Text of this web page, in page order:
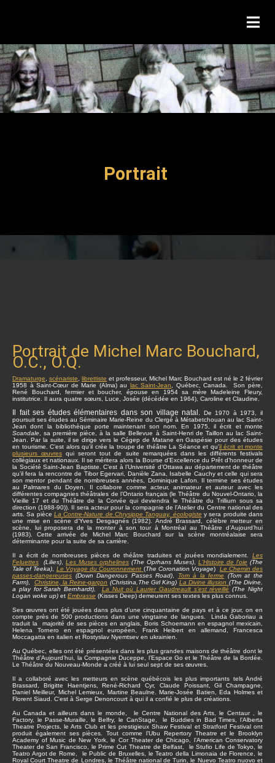
Portrait
Portrait de Michel Marc Bouchard,
O.C., O.Q.
Dramaturge scénariste librettiste et professeur, Michel Marc Bouchard est né le 2 février
1958 à Saint-Cœur de Marie (Alma) au lac Saint-Jean
, Québec, Canada. Son père,
René Bouchard, fermier et boucher, épouse en 1954 sa mère Madeleine Fleury,
institutrice. Il aura quatre sœurs, Luce, Josée (décédée en 1964), Caroline et Claudine.
Il fait ses études élémentaires dans son village natal.
De 1970 à 1973, il
poursuit ses études au Séminaire Marie-Reine du Clergé à Métabetchouan au lac Saint-
Jean dont la bibliothèque porte maintenant son nom. En 1975, il écrit et monte
Scandale , sa première pièce, à la salle Bellevue à Saint-Henri de Taillon au lac Saint-
Jean. Par la suite, il se dirige vers le Cégep de Matane en Gaspésie pour des études
en tourisme. C’est alors qu’il crée la troupe de théâtre La Séance et qu’il écrit et monte
plusieurs œuvres qui seront tout de suite remarquées dans les différents festivals
collégiaux et nationaux. Il se méritera alors la Bourse d’Excellence du Prêt d’honneur de
la Société Saint-Jean Baptiste. C’est à l’Université d’Ottawa au département de théâtre
qu’il fera la rencontre de Tibor Egervari, Danièle Zana, Isabelle Cauchy et celle qui sera
son mentor pendant de nombreuses années, Dominique Lafon. Il termine ses études
au Palmares du Doyen. Il collabore comme acteur, animateur et auteur avec les
différentes compagnies théâtrales de l’Ontario français (le Théâtre du Nouvel-Ontario, la
Vieille 17 et du Théâtre de la Corvée qui deviendra le Théâtre du Trillium sous sa
direction (1988-90)). Il sera acteur pour la compagnie de l’Atelier du Centre national des
arts. Sa pièce La Contre-Nature de Chrysippe Tanguay, écologiste y sera produite dans
une mise en scène d’Yves Desgagnés (1982). André Brassard, célèbre metteur en
scène, lui proposera de la monter à son tour à Montréal au Théâtre d’Aujourd’hui
(1983). Cette arrivée de Michel Marc Bouchard sur la scène montréalaise sera
déterminante pour la suite de sa carrière.
Il a écrit de nombreuses pièces de théâtre traduites et jouées mondialement. Les
Feluettes (Lilies) Les Muses orphelines (The Oprhans Muses) L'Histoire de l'oie (The
Tale of Teeka)
Le Voyage du Couronnement (The Coronation Voyage) Le Chemin des
passes-dangereuses (Down Dangerous Passes Road) Tom à la ferme
(Tom at the
Farm)
Christine , la Reine-garçon (Christina,The Girl King) La Divine illusion (The Divine,
a play for Sarah Bernhardt),
La Nuit où Laurier Gaudreault s’est réveillé (The Night
Logan woke up) et Embrasse (Kisses Deep) demeurent ses textes les plus connus.
Ses œuvres ont été jouées dans plus d’une cinquantaine de pays et à ce jour, on en
compte près de 500 productions dans une vingtaine de langues. Linda Gaboriau a
traduit la majorité de ses pièces en anglais, Boris Schoemann en espagnol mexicain,
Helena Tornero en espagnol européen, Frank Heibert en allemand, Francesca
Moccagatta en italien et Rostyslav Nyemtsev en ukrainien.
Au Québec, elles ont été présentées dans les plus grandes maisons de théâtre dont le
Théâtre d’Aujourd’hui, la Compagnie Duceppe, l’Espace Go et le Théâtre de la Bordée.
Le Théâtre du Nouveau-Monde a créé à lui seul sept de ses œuvres.
Il a collaboré avec les metteurs en scène québécois les plus importants tels André
Brassard, Brigitte Haentjens, René-Richard Cyr, Claude Poissant, Gil Champagne,
Daniel Meilleur, Michel Lemieux, Martine Beaulne. Marie-Josée Batien, Eda Holmes et
Florent Siaud. C'est à Serge Denoncourt à qui il a confié le plus de créations.
Au Canada et ailleurs dans le monde, le Centre National des Arts, le Centaur , le
Factory, le Passe-Muraille, le Belfry, le CanStage, le Buddies in Bad Times, l’Alberta
Theatre Projects, le Arts Club et les prestigieux Shaw Festival et Stratford Festival ont
produit également ses pièces. Tout comme l’Ubu Repertory Theatre et le Brooklyn
Academy of Music de New York, le Cor Theater de Chicago, l’American Conservatory
Theater de San Francisco, le Prime Cut Theatre de Belfast, le Stufio Life de Tokyo, le
Teatro Argot de Rome, le Public de Bruxelles, le Teatro della Limonaia de Florence, le
Royal Court Theatre de Londres, le Théâtre national de Turin, le Nuevo Teatro nuovo et